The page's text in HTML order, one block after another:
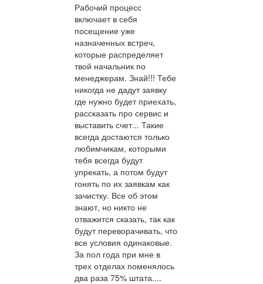
Рабочий процесс
включает в себя
посещение уже
назначенных встреч,
которые распределяет
твой начальник по
менеджерам. Знай!!! Тебе
никогда не дадут заявку
где нужно будет приехать,
рассказать про сервис и
выставить счет... Такие
всегда достаются только
любимчикам, которыми
тебя всегда будут
упрекать, а потом будут
гонять по их заявкам как
зачистку. Все об этом
знают, но никто не
отважится сказать, так как
будут переворачивать, что
все условия одинаковые.
За пол года при мне в
трех отделах поменялось
два раза 75% штата....